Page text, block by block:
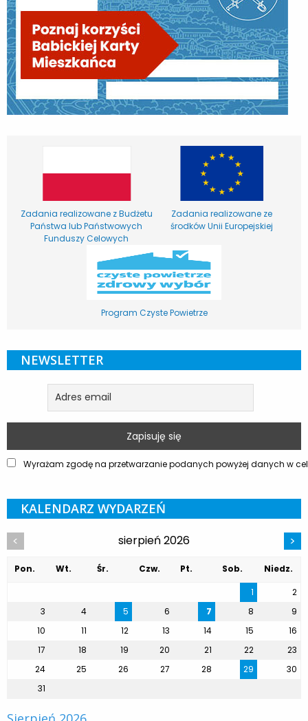
Zadania realizowane z Budżetu
Państwa lub Państwowych
Funduszy Celowych
Zadania realizowane ze
środków Unii Europejskiej
Program Czyste Powietrze
NEWSLETTER
Wyrażam zgodę na przetwarzanie podanych powyżej danych w
KALENDARZ WYDARZEŃ
< sierpień 2026 >
Pon. Wt. Śr. Czw. Pt. Sob.
Niedz.
1
2
3
4 5 6 7 8
9
10
11 12 13 14 15
16
17
18 19 20 21 22
23
24
25 26 27 28 29
30
31